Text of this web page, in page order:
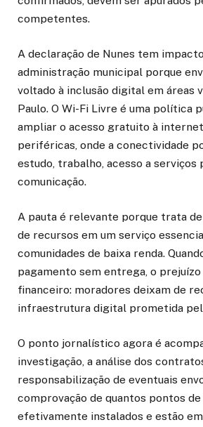
competentes.
A declaração de Nunes tem
administração municipal porque
voltado à inclusão digital em áreas
Paulo. O Wi-Fi Livre é uma política
ampliar o acesso gratuito à
periféricas, onde a conectividade
estudo, trabalho, acesso a serviços
comunicação.
A pauta é relevante porque trata
de recursos em um serviço
comunidades de baixa renda.
pagamento sem entrega, o prejuízo
financeiro: moradores deixam de
infraestrutura digital prometida
O ponto jornalístico agora é
investigação, a análise dos
responsabilização de eventuais
comprovação de quantos pontos
efetivamente instalados e estão